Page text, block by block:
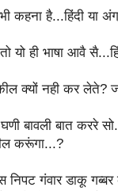
कहना है...हिंदी या
यो ही भाषा आवै
क्यों नही कर लेते?
बावली बात कररे
करूंगा...?
निपट गंवार डाकू